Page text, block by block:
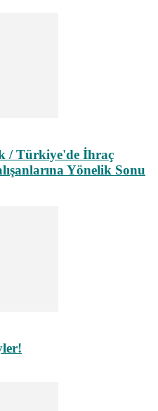
/ Türkiye'de İhraç
Yönelik Sonu